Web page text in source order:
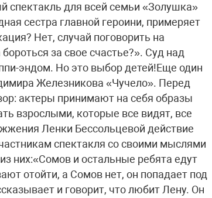
для всей семьи «Золушка»
сестра главной героини, примеряет
Нет, случай поговорить на
за свое счастье?». Суд над
эндом. Но это выбор детей!Еще один
Железникова «Чучело». Перед
актеры принимают на себя образы
взрослыми, которые все видят, все
Ленки Бессольцевой действие
спектакля со своими мыслями
них:«Сомов и остальные ребята едут
отойти, а Сомов нет, он попадает под
и говорит, что любит Лену. Он